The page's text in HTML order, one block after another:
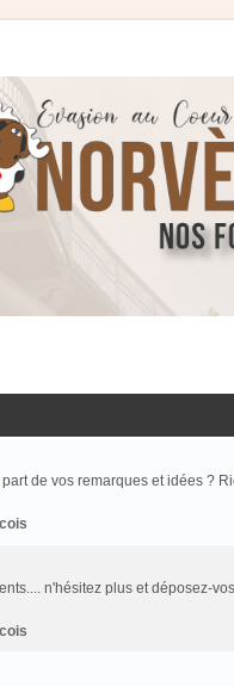
de vos remarques et idées ?
n'hésitez plus et déposez-